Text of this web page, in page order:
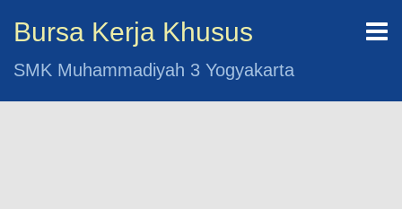
Bursa Kerja Khusus
SMK Muhammadiyah 3 Yogyakarta